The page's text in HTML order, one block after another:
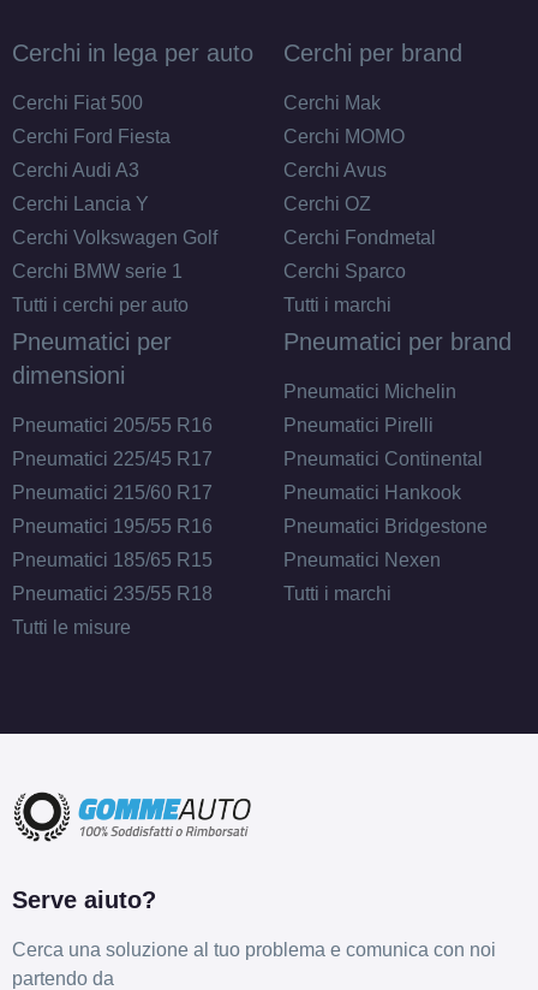
Cerchi in lega per auto
Cerchi Fiat 500
Cerchi Ford Fiesta
Cerchi Audi A3
Cerchi Lancia Y
Cerchi Volkswagen Golf
Cerchi BMW serie 1
Tutti i cerchi per auto
Cerchi per brand
Cerchi Mak
Cerchi MOMO
Cerchi Avus
Cerchi OZ
Cerchi Fondmetal
Cerchi Sparco
Tutti i marchi
Pneumatici per
dimensioni
Pneumatici 205/55 R16
Pneumatici 225/45 R17
Pneumatici 215/60 R17
Pneumatici 195/55 R16
Pneumatici 185/65 R15
Pneumatici 235/55 R18
Tutti le misure
Pneumatici per brand
Pneumatici Michelin
Pneumatici Pirelli
Pneumatici Continental
Pneumatici Hankook
Pneumatici Bridgestone
Pneumatici Nexen
Tutti i marchi
Serve aiuto?
Cerca una soluzione al tuo problema e comunica con noi
partendo da